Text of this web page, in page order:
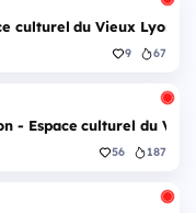
culturel du Vieux Lyon -
9 67
- Espace culturel du
56 187